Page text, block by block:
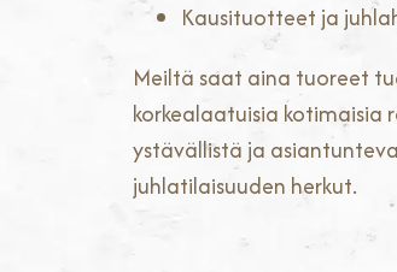
Kausituotteet ja
Meiltä saat aina tuoreet
korkealaatuisia kotimaisia
ystävällistä ja
juhlatilaisuuden herkut.